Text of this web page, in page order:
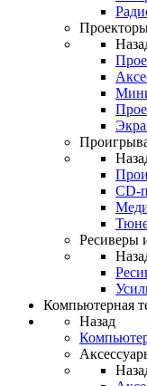
CD-
Ресиверы
Компьютерная
Назад